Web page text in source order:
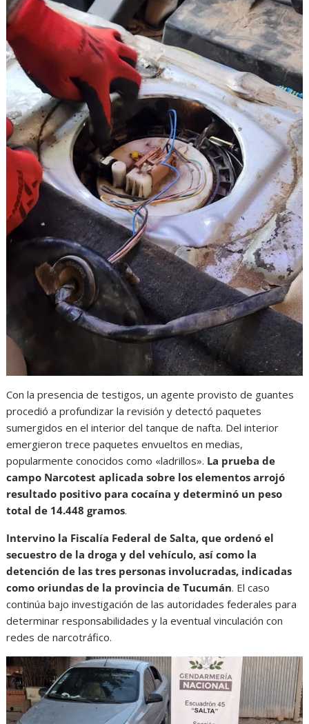
Con la presencia de testigos, un agente provisto de guantes
procedió a profundizar la revisión y detectó paquetes
sumergidos en el interior del tanque de nafta. Del interior
emergieron trece paquetes envueltos en medias,
popularmente conocidos como «ladrillos». La prueba de
campo Narcotest aplicada sobre los elementos arrojó
resultado positivo para cocaína y determinó un peso
total de 14.448 gramos.
Intervino la Fiscalía Federal de Salta, que ordenó el
secuestro de la droga y del vehículo, así como la
detención de las tres personas involucradas, indicadas
como oriundas de la provincia de Tucumán. El caso
continúa bajo investigación de las autoridades federales para
determinar responsabilidades y la eventual vinculación con
redes de narcotráfico.